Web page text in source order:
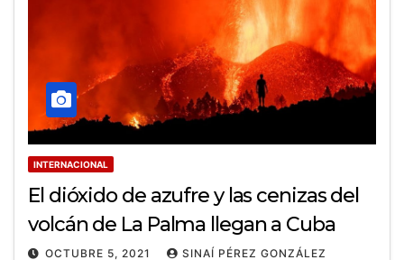
INTERNACIONAL
El dióxido de azufre y las cenizas del
volcán de La Palma llegan a Cuba
OCTUBRE 5, 2021
SINAÍ PÉREZ GONZÁLEZ